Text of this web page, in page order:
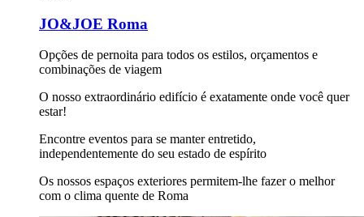
JO&JOE Roma
Opções de pernoita para todos os estilos, orçamentos e
combinações de viagem
O nosso extraordinário edifício é exatamente onde você quer
estar!
Encontre eventos para se manter entretido,
independentemente do seu estado de espírito
Os nossos espaços exteriores permitem-lhe fazer o melhor
com o clima quente de Roma